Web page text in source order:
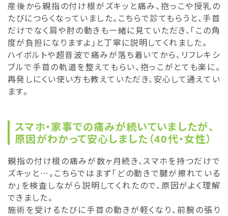
産後から親指の付け根がズキッと痛み、抱っこや授乳の
たびにつらくなっていました。こちらで診てもらうと、手首
だけでなく肩や肘の動きも一緒に見ていただき、「この角
度が負担になりますよ」と丁寧に説明してくれました。
ハイボルトや超音波で痛みが落ち着いてから、リフレキシ
ブルで手首の軌道を整えてもらい、抱っこがとても楽に。
再発しにくい使い方も教えていただき、安心して通えてい
ます。
スマホ・家事での痛みが続いていましたが、
原因がわかって安心しました（40代・女性）
親指の付け根の痛みが数ヶ月続き、スマホを持つだけで
ズキッと…。こちらではまず「どの動きで腱が擦れている
か」を検査しながら説明してくれたので、原因がよく理解
できました。
施術を受けるたびに手首の動きが軽くなり、前腕の張り